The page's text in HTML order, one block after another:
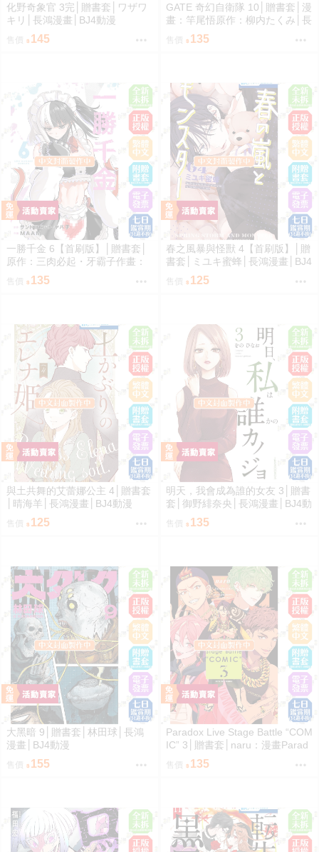
化野奇象官 3完│贈書套│ワザワ
キリ│長鴻漫畫│BJ4動漫
145
GATE 奇幻自衛隊 10│贈書套│漫
畫：竿尾悟原作：柳内たくみ│長
鴻漫畫│BJ4動漫
135
一勝千金 6【首刷版】│贈書套│
原作：三肉必起・牙霸子作畫：
MAAM│長鴻漫畫│BJ4動漫
售價 135
春之風暴與怪獸 4【首刷版】│贈
書套│ミユキ蜜蜂│長鴻漫畫│BJ4
售價 125
與土共舞的艾蕾娜公主 4│贈書套
│晴海羊│長鴻漫畫│BJ4動漫
125
明天，我會成為誰的女友 3│贈書
套│御野緋奈央│長鴻漫畫│BJ4動
135
大黑暗 9│贈書套│林田球│長鴻
漫畫│BJ4動漫
售價 155
Paradox Live Stage Battle “COM
IC” 3│贈書套│naru：漫畫Parad
ox Live：原作avex pictures,ジー
クレスト：監修│長鴻漫畫│BJ4
售價 135